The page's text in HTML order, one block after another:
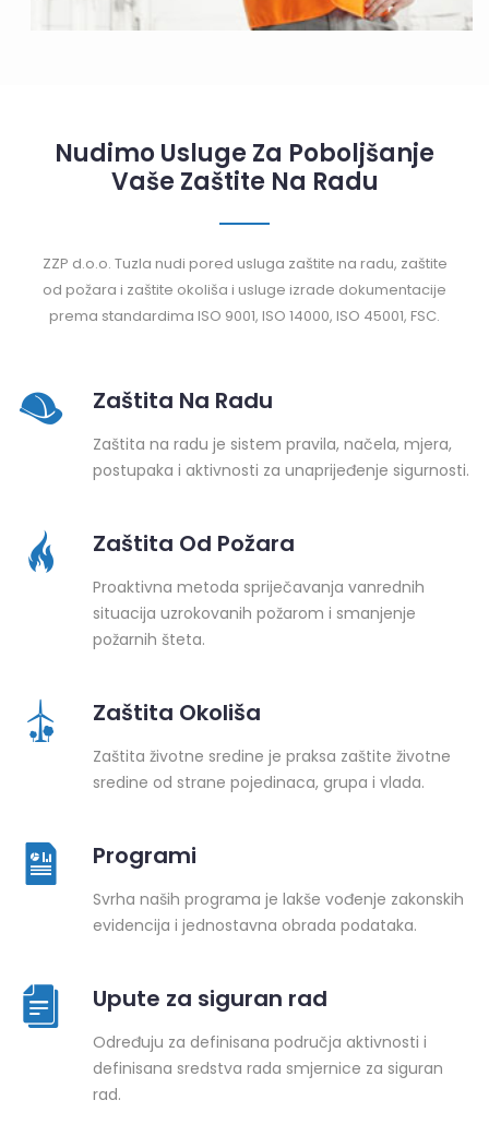
Nudimo Usluge Za Poboljšanje
Vaše Zaštite Na Radu
ZZP d.o.o. Tuzla nudi pored usluga zaštite na radu, zaštite
od požara i zaštite okoliša i usluge izrade dokumentacije
prema standardima ISO 9001, ISO 14000, ISO 45001, FSC.
Zaštita Na Radu
Zaštita na radu je sistem pravila, načela, mjera,
postupaka i aktivnosti za unaprijeđenje sigurnosti.
Zaštita Od Požara
Proaktivna metoda spriječavanja vanrednih
situacija uzrokovanih požarom i smanjenje
požarnih šteta.
Zaštita Okoliša
Zaštita životne sredine je praksa zaštite životne
sredine od strane pojedinaca, grupa i vlada.
Programi
Svrha naših programa je lakše vođenje zakonskih
evidencija i jednostavna obrada podataka.
Upute za siguran rad
Određuju za definisana područja aktivnosti i
definisana sredstva rada smjernice za siguran
rad.